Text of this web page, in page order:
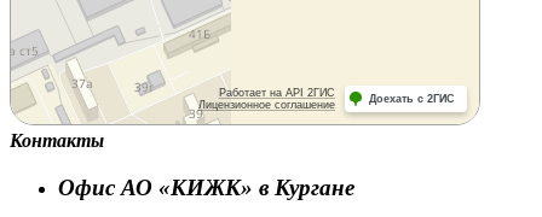
Контакты
Офис АО «КИЖК» в Кургане